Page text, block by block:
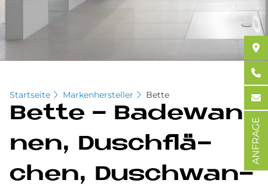
Startseite Markenhersteller Bette
Bet­te - Ba­de­wan­
nen, Dusch­flä­
chen, Dusch­wan­
ANFRAGE